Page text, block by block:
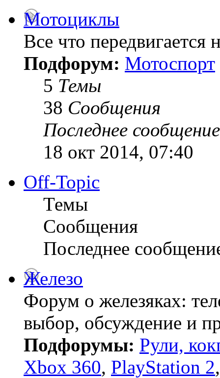
Мотоциклы
Все что передвигается
Подфорум: Мотоспорт
5 Темы
38 Сообщения
Последнее сообщение
18 окт 2014, 07:40
Off-Topic
Темы
Сообщения
Последнее
Железо
Форум о железяках:
выбор, обсуждение и
Подфорумы: Рули,
Xbox 360, PlayStation 2